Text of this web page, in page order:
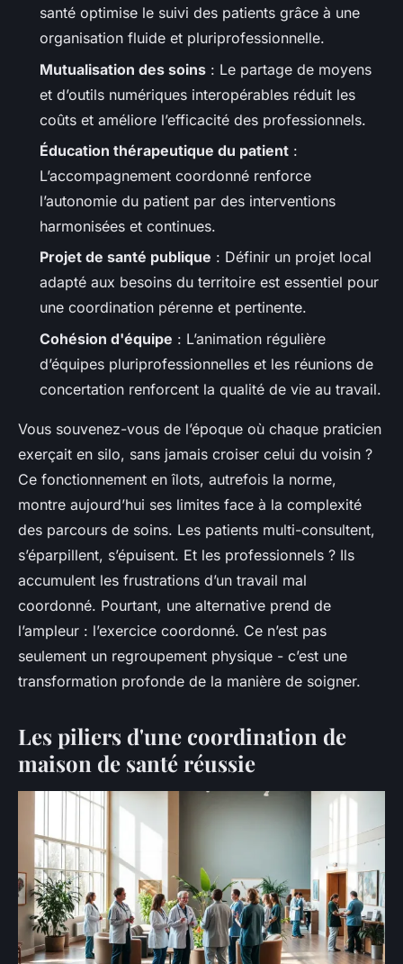
les soins
Meissa 14 min de lecture
santé optimise le suivi des patients grâce à une
organisation fluide et pluriprofessionnelle.
Mutualisation des soins : Le partage de moyens
et d’outils numériques interopérables réduit les
coûts et améliore l’efficacité des professionnels.
Éducation thérapeutique du patient :
L’accompagnement coordonné renforce
l’autonomie du patient par des interventions
harmonisées et continues.
Projet de santé publique : Définir un projet local
adapté aux besoins du territoire est essentiel pour
une coordination pérenne et pertinente.
Cohésion d'équipe : L’animation régulière
d’équipes pluriprofessionnelles et les réunions de
concertation renforcent la qualité de vie au travail.
Vous souvenez-vous de l’époque où chaque praticien
exerçait en silo, sans jamais croiser celui du voisin ?
Ce fonctionnement en îlots, autrefois la norme,
montre aujourd’hui ses limites face à la complexité
des parcours de soins. Les patients multi-consultent,
s’éparpillent, s’épuisent. Et les professionnels ? Ils
accumulent les frustrations d’un travail mal
coordonné. Pourtant, une alternative prend de
l’ampleur : l’exercice coordonné. Ce n’est pas
seulement un regroupement physique - c’est une
transformation profonde de la manière de soigner.
Les piliers d'une coordination de
maison de santé réussie